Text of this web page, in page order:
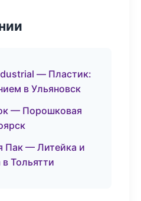
— Пластик:
в Ульяновск
— Порошковая
Пак — Литейка и
Тольятти